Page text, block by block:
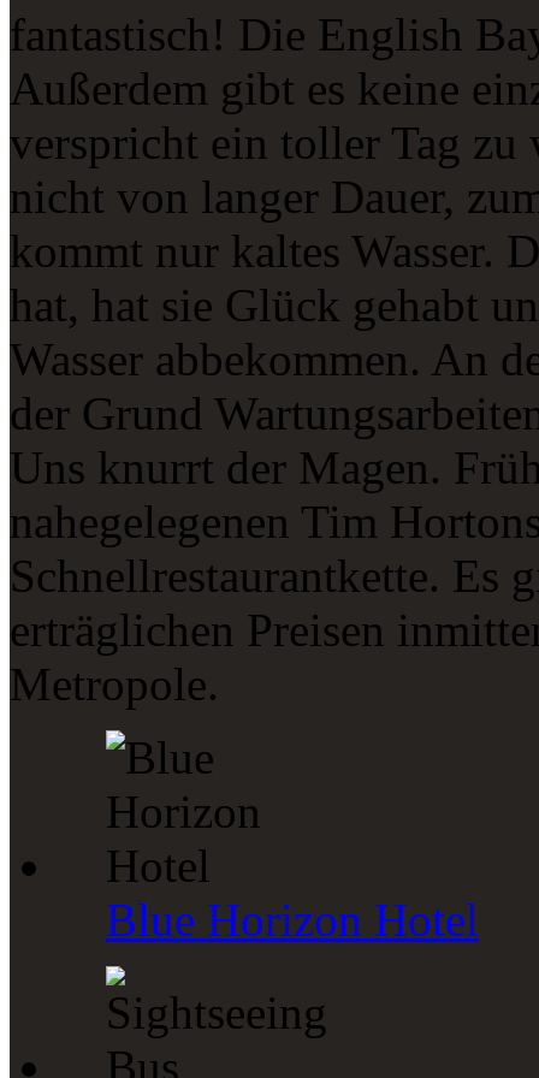
fantastisch! Die English
Außerdem gibt es keine
verspricht ein toller Tag zu
nicht von langer Dauer,
kommt nur kaltes Wasser.
hat, hat sie Glück gehabt
Wasser abbekommen. An
der Grund
Uns knurrt der Magen.
nahegelegenen Tim
Schnellrestaurantkette. Es
erträglichen Preisen
Metropole.
Blue Horizon Hotel